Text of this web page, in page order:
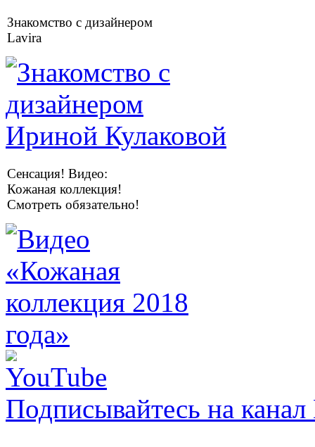
Знакомство с дизайнером
Lavira
Сенсация! Видео:
Кожаная коллекция!
Смотреть обязательно!
Подписывайтесь на